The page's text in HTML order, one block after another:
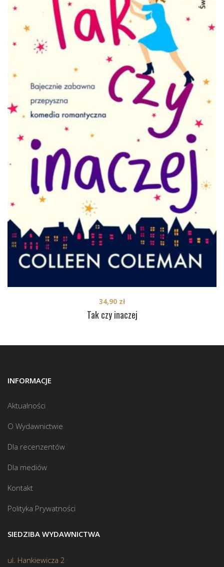
Tak czy inaczej
34,90 zł
INFORMACJE
Aktualności
O Wydawnictwie
Dla recenzentów
Dla mediów
Kontakt
Polityka Prywatności
SIEDZIBA WYDAWNICTWA
ul. Hankiewicza 2